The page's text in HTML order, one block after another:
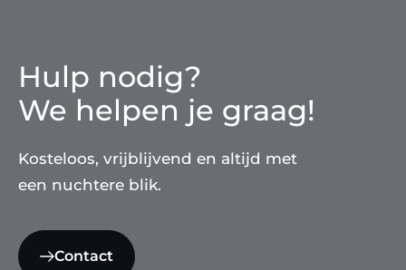
Hulp nodig?
We helpen je graag!
Kosteloos, vrijblijvend en altijd met
een nuchtere blik.
Contact